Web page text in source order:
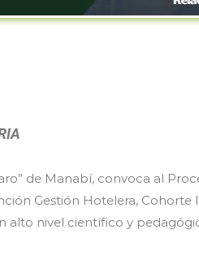
de Manabí, convoca al
Gestión Hotelera,
alto nivel científico y